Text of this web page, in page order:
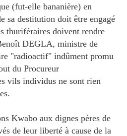
(fut-elle bananière) en
sa destitution doit être engagé
thuriféraires doivent rendre
DEGLA, ministre de
"radioactif" indûment promu
du Procureur
vils individus ne sont rien
Kwabo aux dignes pères de
de leur liberté à cause de la